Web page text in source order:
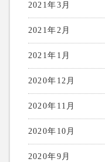
2021年3月
2021年2月
2021年1月
2020年12月
2020年11月
2020年10月
2020年9月